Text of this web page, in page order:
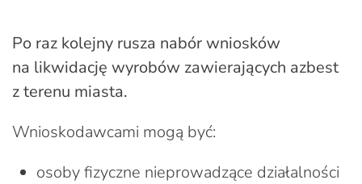
Po raz kolejny rusza nabór wniosków
na likwidację wyrobów zawierających azbest
z terenu miasta.
Wnioskodawcami mogą być:
osoby fizyczne nieprowadzące działalności